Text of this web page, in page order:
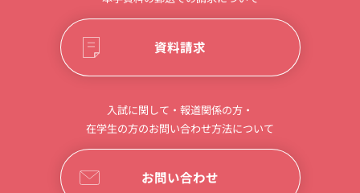
資料請求
入試に関して・報道関係の方・
在学生の方のお問い合わせ方法について
お問い合わせ